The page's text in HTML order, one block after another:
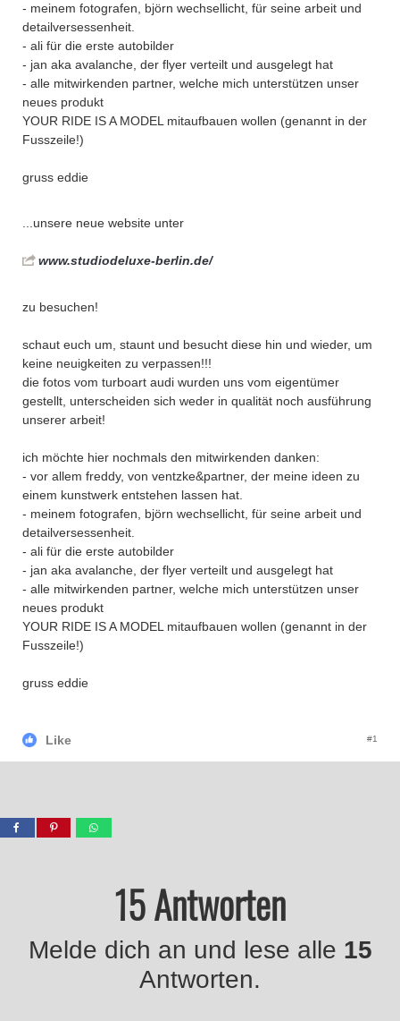
- meinem fotografen, björn wechsellicht, für seine arbeit und
detailversessenheit.
- ali für die erste autobilder
- jan aka avalanche, der flyer verteilt und ausgelegt hat
- alle mitwirkenden partner, welche mich unterstützen unser
neues produkt
YOUR RIDE IS A MODEL mitaufbauen wollen (genannt in der
Fusszeile!)
gruss eddie
...unsere neue website unter
www.studiodeluxe-berlin.de/
zu besuchen!
schaut euch um, staunt und besucht diese hin und wieder, um
keine neuigkeiten zu verpassen!!!
die fotos vom turboart audi wurden uns vom eigentümer
gestellt, unterscheiden sich weder in qualität noch ausführung
unserer arbeit!
ich möchte hier nochmals den mitwirkenden danken:
- vor allem freddy, von ventzke&partner, der meine ideen zu
einem kunstwerk entstehen lassen hat.
- meinem fotografen, björn wechsellicht, für seine arbeit und
detailversessenheit.
- ali für die erste autobilder
- jan aka avalanche, der flyer verteilt und ausgelegt hat
- alle mitwirkenden partner, welche mich unterstützen unser
neues produkt
YOUR RIDE IS A MODEL mitaufbauen wollen (genannt in der
Fusszeile!)
gruss eddie
Like #1
15 Antworten
Melde dich an und lese alle 15
Antworten.